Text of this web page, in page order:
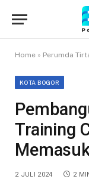
Home » Perumda
KOTA BOGOR
Training
2 JULI 2024 2